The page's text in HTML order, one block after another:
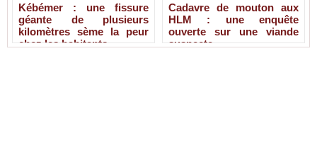
Kébémer : une fissure
géante de plusieurs
kilomètres sème la peur
chez les habitants
Cadavre de mouton aux
HLM : une enquête
ouverte sur une viande
suspecte